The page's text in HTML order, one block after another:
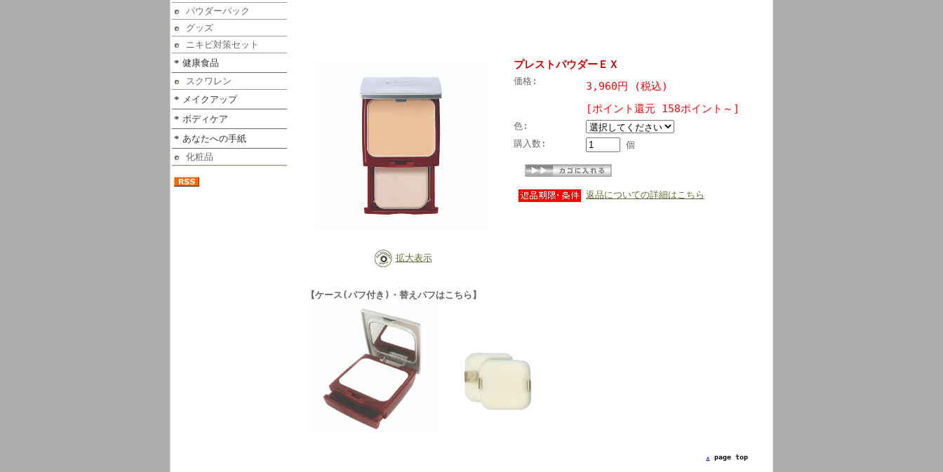
パウダーパック
グッズ
ニキビ対策セット
健康食品
スクワレン
メイクアップ
ボディケア
あなたへの手紙
化粧品
拡大表示
プレストパウダーＥＸ
価格:
3,960円 (税込)
[ポイント還元 158ポイント～]
色:
購入数:
個
返品についての詳細はこちら
【ケース(パフ付き)・替えパフはこちら】
page top